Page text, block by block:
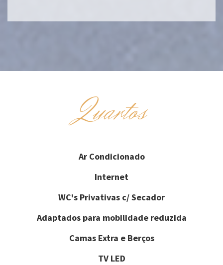
Quartos
Ar Condicionado
Internet
WC's Privativas c/ Secador
Adaptados para mobilidade reduzida
Camas Extra e Berços
TV LED